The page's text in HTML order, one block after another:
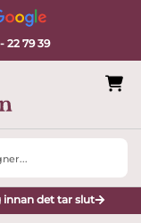
22 79 39
det tar slut